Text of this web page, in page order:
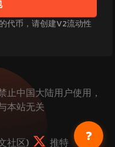
❓
代币，请创建V2流动性
止中国大陆用户使用，
本站无关
社区) 推特